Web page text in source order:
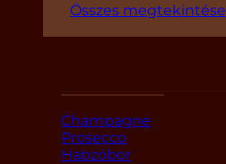
Összes megtekintése
Champagne
Prosecco
Habzóbor